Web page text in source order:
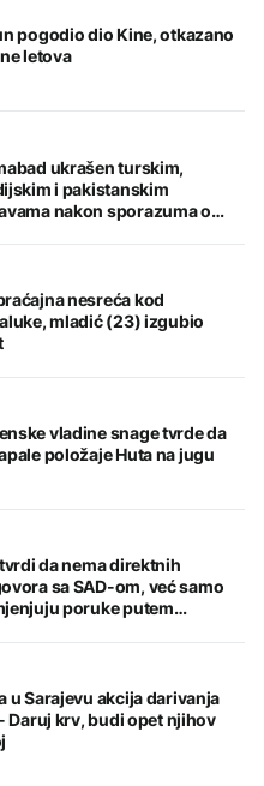
pogodio dio Kine, otkazano
letova
ukrašen turskim,
i pakistanskim
nakon sporazuma o
nesreća kod
mladić (23) izgubio
vladine snage tvrde da
položaje Huta na jugu
da nema direktnih
sa SAD-om, već samo
poruke putem
u Sarajevu akcija darivanja
Daruj krv, budi opet njihov